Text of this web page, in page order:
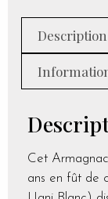
Description
Cet
ans en fût de